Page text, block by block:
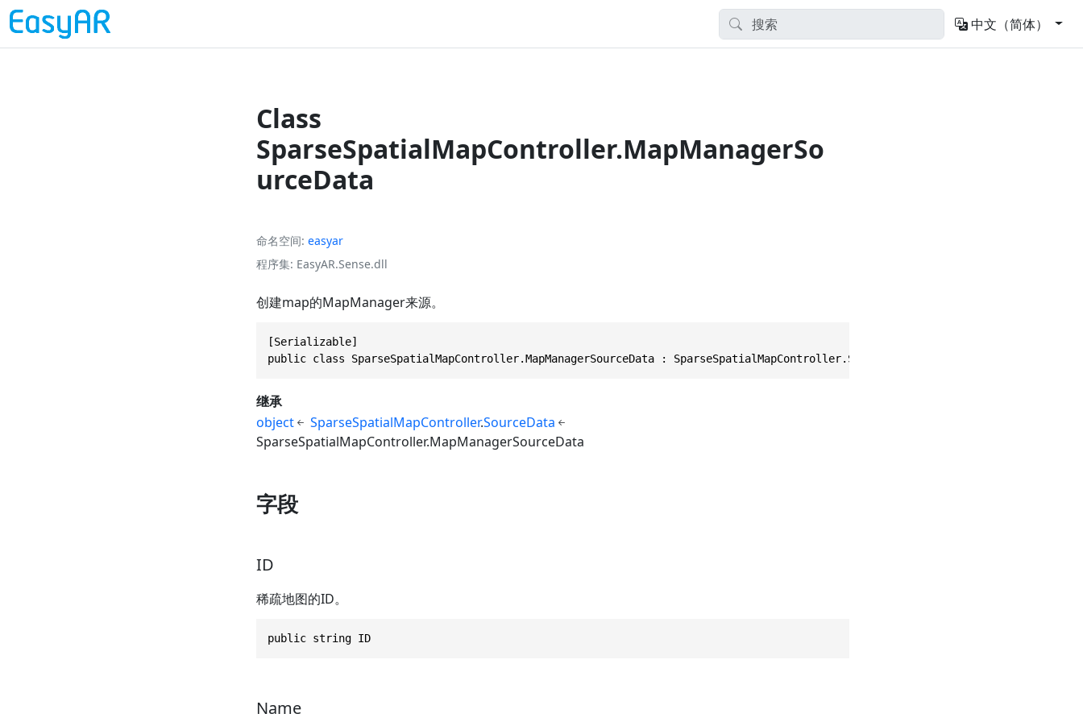
中文（简体）
Class
SparseSpatialMapController.MapManagerSo
urceData
命名空间 easyar
程序集 EasyAR.Sense.dll
创建map的MapManager来源。
[Serializable]
public class SparseSpatialMapController.MapManagerSourceData : SparseSpatialMapController.SourceData
继承
object
SparseSpatialMapController.SourceData
SparseSpatialMapController.MapManagerSourceData
字段
ID
稀疏地图的ID。
public string ID
Name